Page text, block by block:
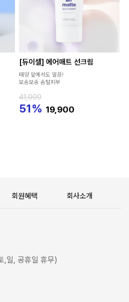
[듀이셀] 에어매트 선크림
태양 앞에서도 말끔!
보송보송 솜털피부
41,000
51% 19,900
회원혜택 회사소개
일, 공휴일 휴무)